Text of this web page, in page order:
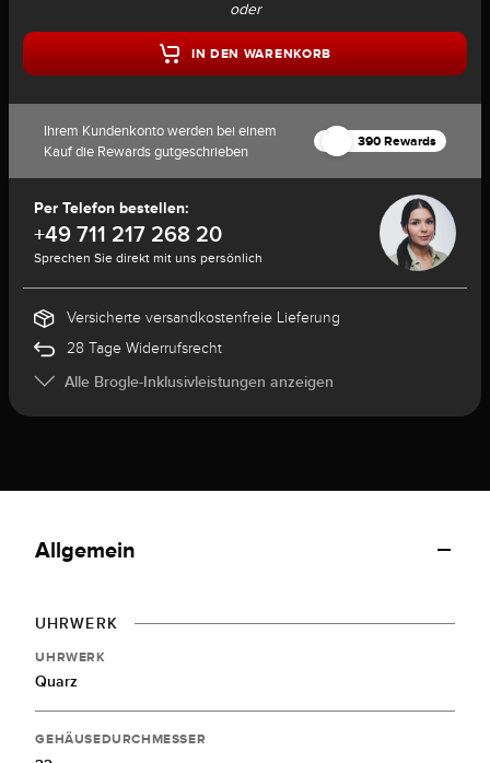
oder
IN DEN WARENKORB
Ihrem Kundenkonto werden bei einem
Kauf die Rewards gutgeschrieben
390 Rewards
Per Telefon bestellen:
+49 711 217 268 20
Sprechen Sie direkt mit uns persönlich
Versicherte versandkostenfreie Lieferung
28 Tage Widerrufsrecht
Alle Brogle-Inklusivleistungen anzeigen
Allgemein
UHRWERK
UHRWERK
Quarz
GEHÄUSEDURCHMESSER